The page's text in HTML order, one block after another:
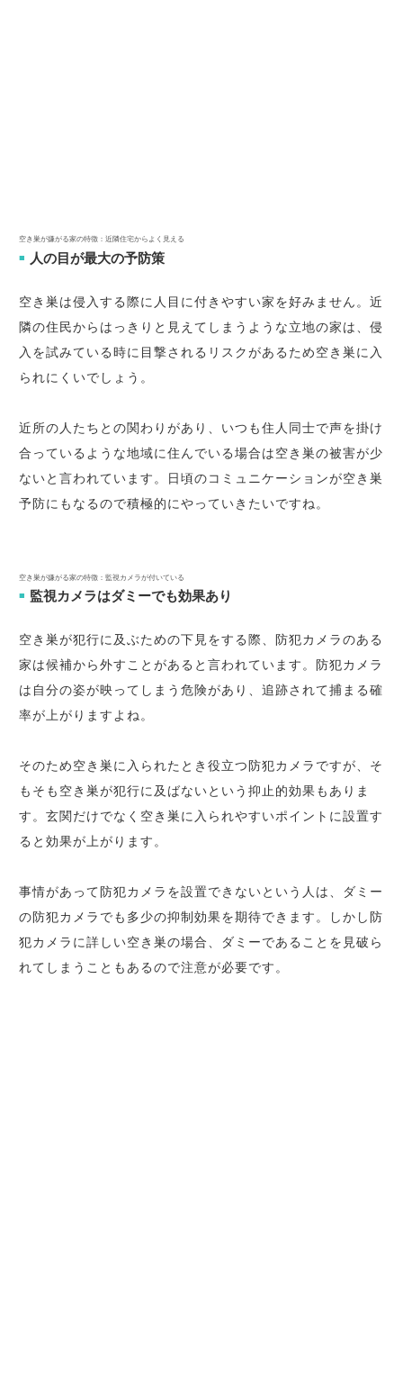
空き巣が嫌がる家の特徴：近隣住宅からよく見える
■ 人の目が最大の予防策
空き巣は侵入する際に人目に付きやすい家を好みません。近
隣の住民からはっきりと見えてしまうような立地の家は、侵
入を試みている時に目撃されるリスクがあるため空き巣に入
られにくいでしょう。
近所の人たちとの関わりがあり、いつも住人同士で声を掛け
合っているような地域に住んでいる場合は空き巣の被害が少
ないと言われています。日頃のコミュニケーションが空き巣
予防にもなるので積極的にやっていきたいですね。
空き巣が嫌がる家の特徴：監視カメラが付いている
■ 監視カメラはダミーでも効果あり
空き巣が犯行に及ぶための下見をする際、防犯カメラのある
家は候補から外すことがあると言われています。防犯カメラ
は自分の姿が映ってしまう危険があり、追跡されて捕まる確
率が上がりますよね。
そのため空き巣に入られたとき役立つ防犯カメラですが、そ
もそも空き巣が犯行に及ばないという抑止的効果もありま
す。玄関だけでなく空き巣に入られやすいポイントに設置す
ると効果が上がります。
事情があって防犯カメラを設置できないという人は、ダミー
の防犯カメラでも多少の抑制効果を期待できます。しかし防
犯カメラに詳しい空き巣の場合、ダミーであることを見破ら
れてしまうこともあるので注意が必要です。